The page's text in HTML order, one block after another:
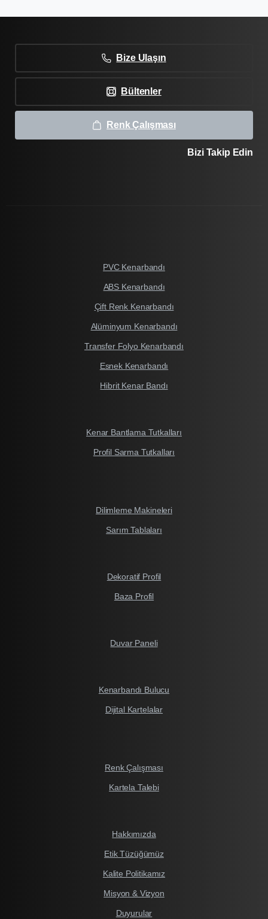
Bize Ulaşın
Bültenler
Renk Çalışması
Bizi Takip Edin
PVC Kenarbandı
ABS Kenarbandı
Çift Renk Kenarbandı
Alüminyum Kenarbandı
Transfer Folyo Kenarbandı
Esnek Kenarbandı
Hibrit Kenar Bandı
Kenar Bantlama Tutkalları
Profil Sarma Tutkalları
Dilimleme Makineleri
Sarım Tablaları
Dekoratif Profil
Baza Profil
Duvar Paneli
Kenarbandı Bulucu
Dijital Kartelalar
Renk Çalışması
Kartela Talebi
Hakkımızda
Etik Tüzüğümüz
Kalite Politikamız
Misyon & Vizyon
Duyurular